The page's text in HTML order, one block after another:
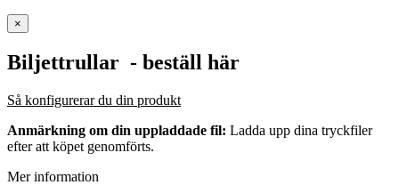
×
Biljettrullar - beställ här
Så konfigurerar du din produkt
Anmärkning om din uppladdade fil: Ladda upp dina tryckfiler
efter att köpet genomförts.
Mer information